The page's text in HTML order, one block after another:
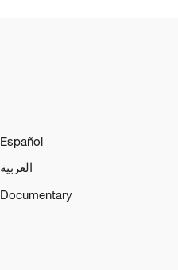
Español
العربية
Documentary